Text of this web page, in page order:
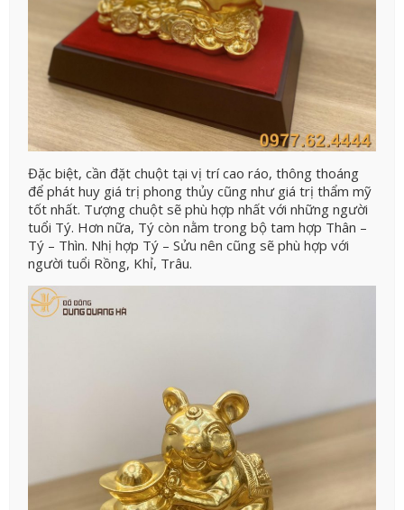
Đặc biệt, cần đặt chuột tại vị trí cao ráo, thông thoáng
để phát huy giá trị phong thủy cũng như giá trị thẩm mỹ
tốt nhất. Tượng chuột sẽ phù hợp nhất với những người
tuổi Tý. Hơn nữa, Tý còn nằm trong bộ tam hợp Thân –
Tý – Thìn. Nhị hợp Tý – Sửu nên cũng sẽ phù hợp với
người tuổi Rồng, Khỉ, Trâu.